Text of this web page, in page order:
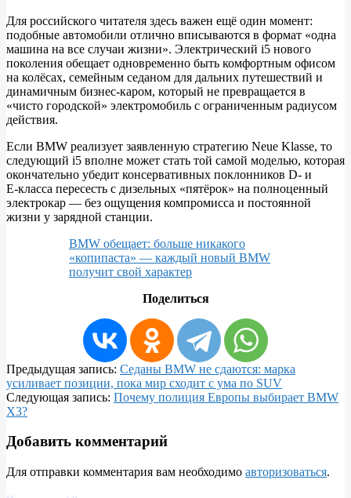
Для российского читателя здесь важен ещё один момент:
подобные автомобили отлично вписываются в формат «одна
машина на все случаи жизни». Электрический i5 нового
поколения обещает одновременно быть комфортным офисом
на колёсах, семейным седаном для дальних путешествий и
динамичным бизнес‑каром, который не превращается в
«чисто городской» электромобиль с ограниченным радиусом
действия.
Если BMW реализует заявленную стратегию Neue Klasse, то
следующий i5 вполне может стать той самой моделью, которая
окончательно убедит консервативных поклонников D‑ и
E‑класса пересесть с дизельных «пятёрок» на полноценный
электрокар — без ощущения компромисса и постоянной
жизни у зарядной станции.
BMW обещает: больше никакого
«копипаста» — каждый новый BMW
получит свой характер
Поделиться
2026-
03-
25
Предыдущая запись: Седаны BMW не сдаются: марка
усиливает позиции, пока мир сходит с ума по SUV
Следующая запись: Почему полиция Европы выбирает BMW
X3?
Добавить комментарий
Для отправки комментария вам необходимо авторизоваться.